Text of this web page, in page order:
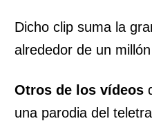
Dicho clip suma la
alrededor de un
Otros de los vídeos
una parodia del